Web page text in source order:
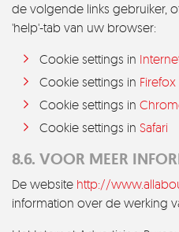
de volgende links gebruiker,
'help'-tab van uw browser:
Cookie settings in
Cookie settings in Firefox
Cookie settings in
Cookie settings in Safari
8.6. VOOR MEER
De website http://
information over de werking